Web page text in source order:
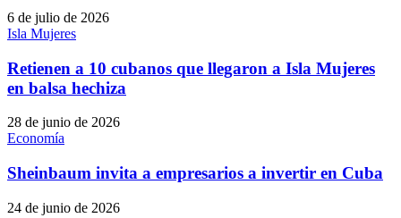
6 de julio de 2026
Isla Mujeres
Retienen a 10 cubanos que llegaron a Isla Mujeres
en balsa hechiza
28 de junio de 2026
Economía
Sheinbaum invita a empresarios a invertir en Cuba
24 de junio de 2026